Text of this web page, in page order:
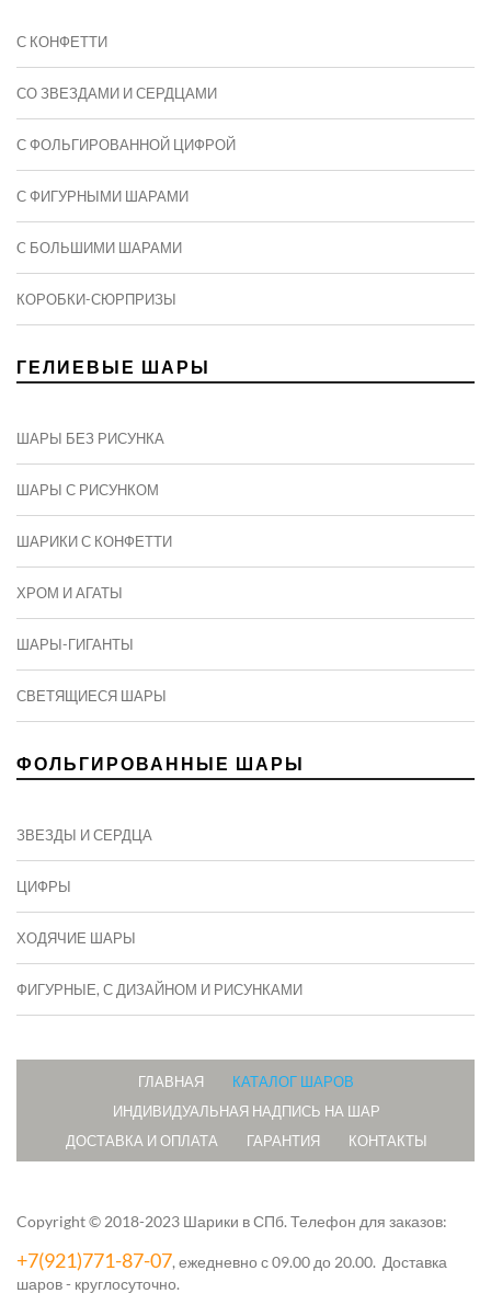
С КОНФЕТТИ
СО ЗВЕЗДАМИ И СЕРДЦАМИ
С ФОЛЬГИРОВАННОЙ ЦИФРОЙ
С ФИГУРНЫМИ ШАРАМИ
C БОЛЬШИМИ ШАРАМИ
КОРОБКИ-СЮРПРИЗЫ
ГЕЛИЕВЫЕ ШАРЫ
ШАРЫ БЕЗ РИСУНКА
ШАРЫ С РИСУНКОМ
ШАРИКИ С КОНФЕТТИ
ХРОМ И АГАТЫ
ШАРЫ-ГИГАНТЫ
СВЕТЯЩИЕСЯ ШАРЫ
ФОЛЬГИРОВАННЫЕ ШАРЫ
ЗВЕЗДЫ И СЕРДЦА
ЦИФРЫ
ХОДЯЧИЕ ШАРЫ
ФИГУРНЫЕ, С ДИЗАЙНОМ И РИСУНКАМИ
ГЛАВНАЯ
КАТАЛОГ ШАРОВ
ИНДИВИДУАЛЬНАЯ НАДПИСЬ НА ШАР
ДОСТАВКА И ОПЛАТА
ГАРАНТИЯ КОНТАКТЫ
Copyright © 2018-2023 Шарики в СПб.Телефон для заказов:
+7(921)771-87-07, ежедневно с 09.00 до 20.00. Доставка
шаров - круглосуточно.